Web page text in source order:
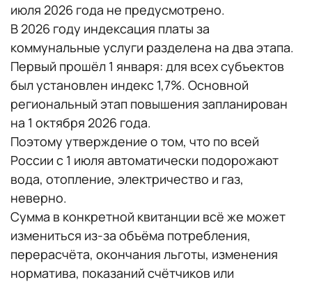
июля 2026 года не предусмотрено.
В 2026 году индексация платы за
коммунальные услуги разделена на два этапа.
Первый прошёл 1 января: для всех субъектов
был установлен индекс 1,7%. Основной
региональный этап повышения запланирован
на 1 октября 2026 года.
Поэтому утверждение о том, что по всей
России с 1 июля автоматически подорожают
вода, отопление, электричество и газ,
неверно.
Сумма в конкретной квитанции всё же может
измениться из-за объёма потребления,
перерасчёта, окончания льготы, изменения
норматива, показаний счётчиков или